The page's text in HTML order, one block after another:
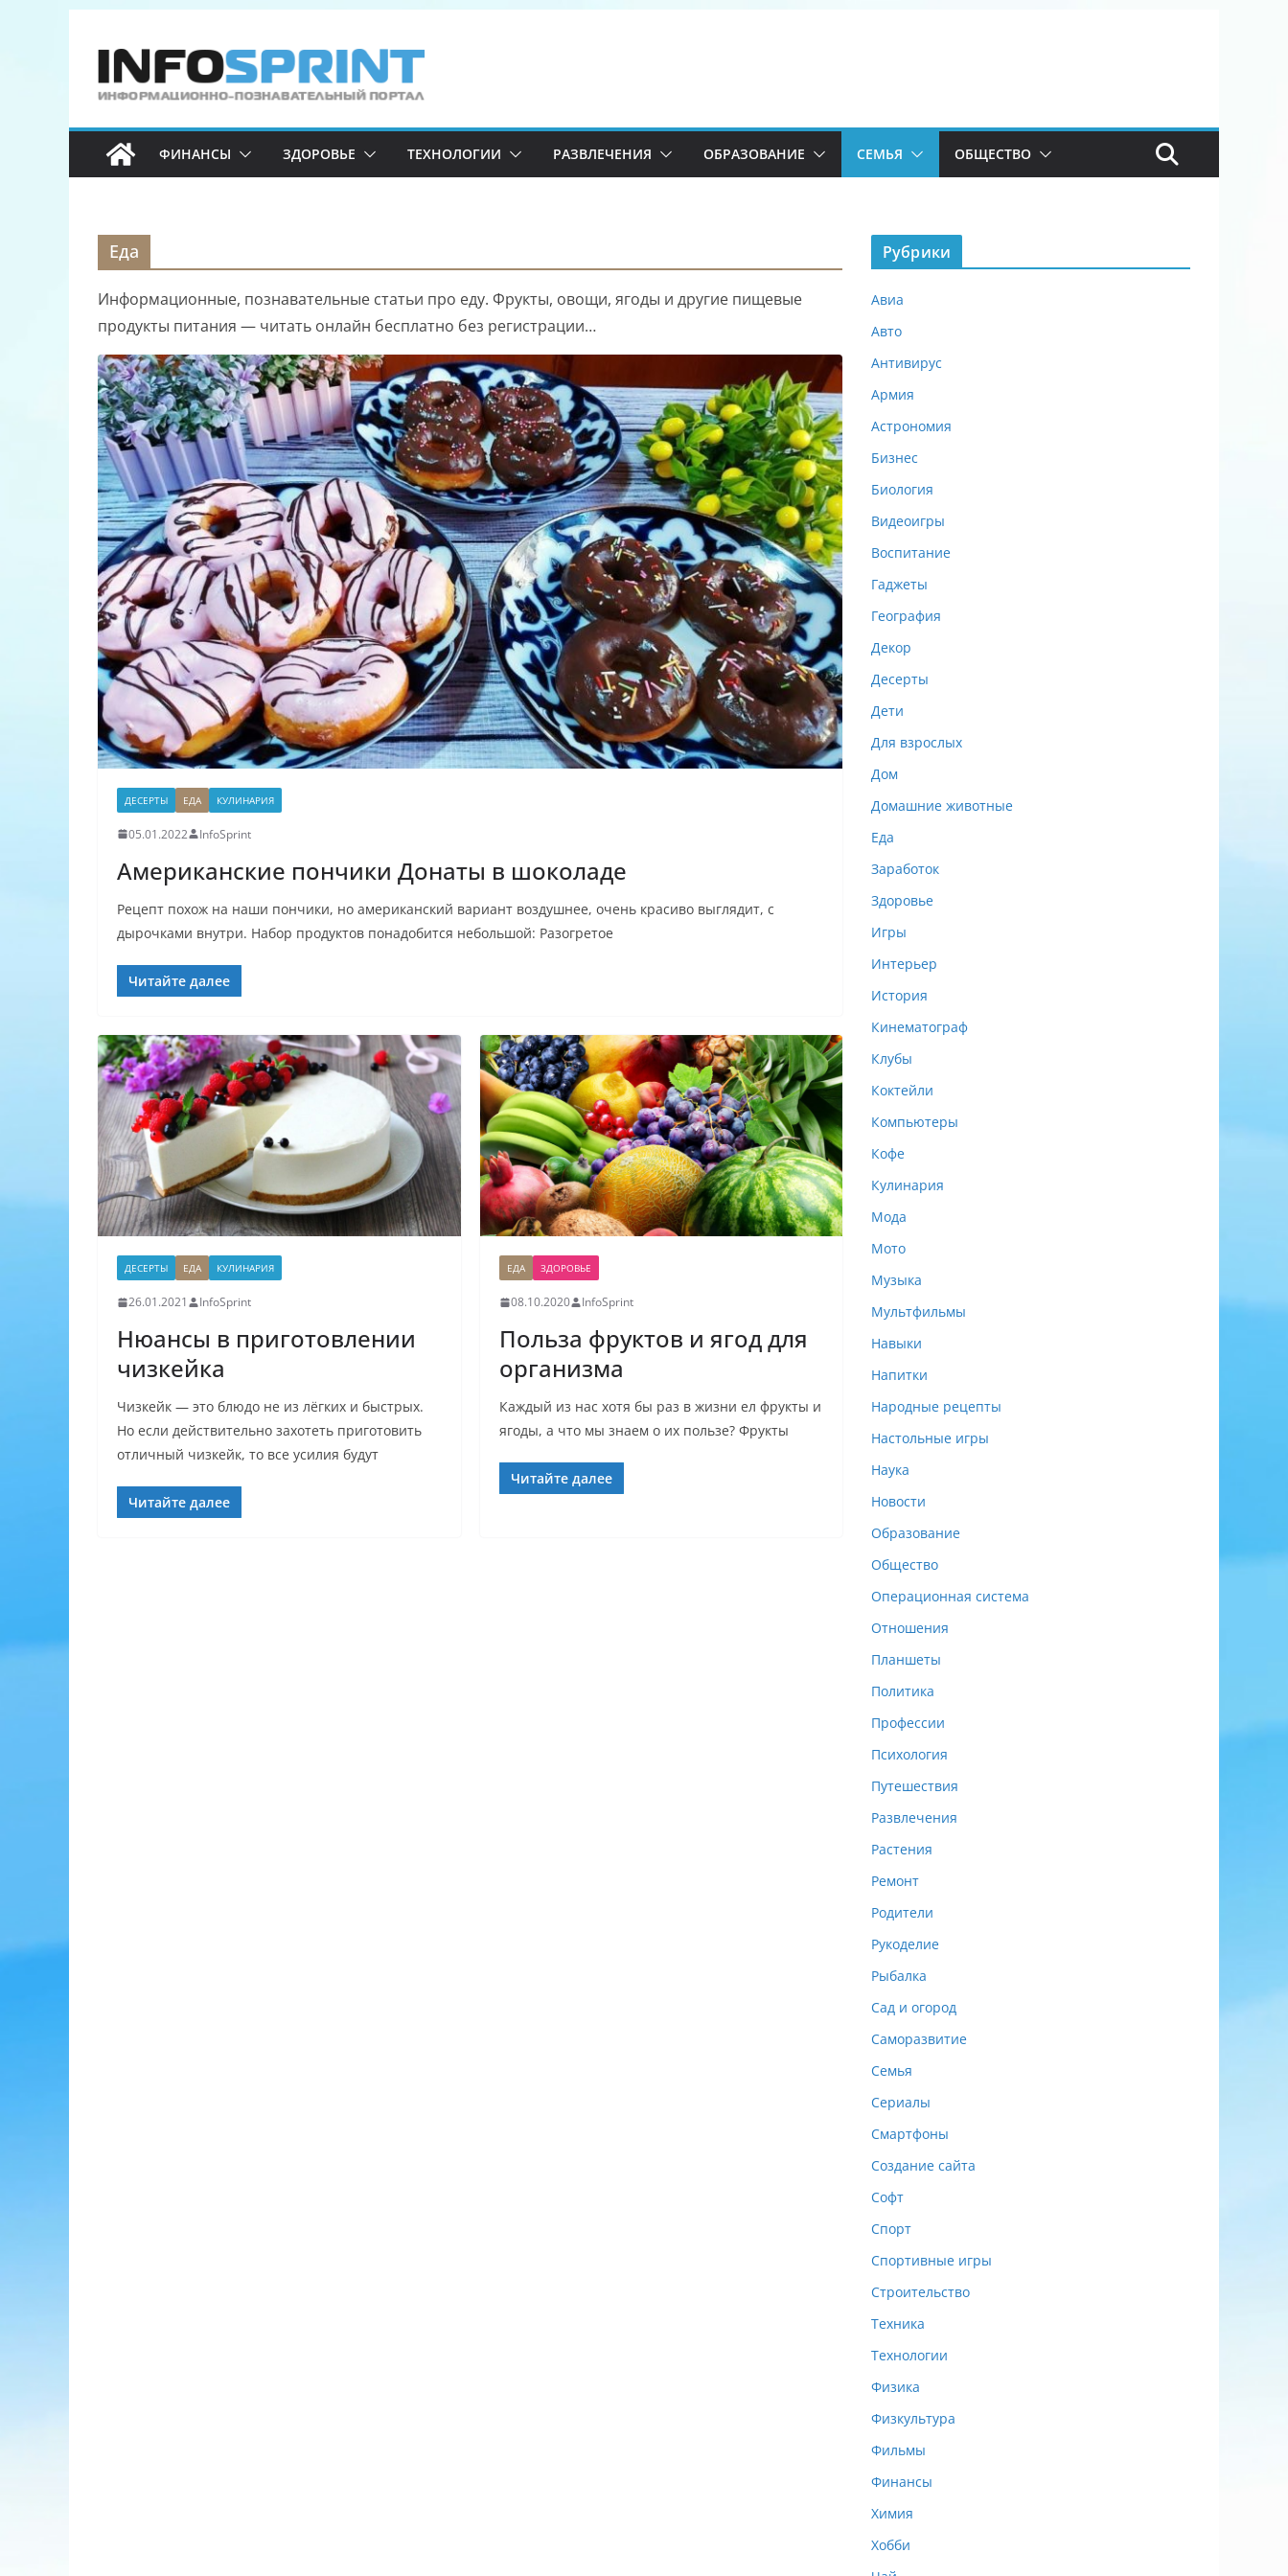
содержимому
ФИНАНСЫ ЗДОРОВЬЕ ТЕХНОЛОГИИ РАЗВЛЕЧЕНИЯ ОБРАЗОВАНИЕ СЕМЬЯ ОБЩЕСТВО
Еда
Информационные, познавательные статьи про еду. Фрукты, овощи, ягоды и другие пищевые
продукты питания — читать онлайн бесплатно без регистрации…
ДЕСЕРТЫ ЕДА КУЛИНАРИЯ
05.01.2022 InfoSprint
Американские пончики Донаты в шоколаде
Рецепт похож на наши пончики, но американский вариант воздушнее, очень красиво выглядит, с
дырочками внутри. Набор продуктов понадобится небольшой: Разогретое
Читайте далее
ДЕСЕРТЫ ЕДА КУЛИНАРИЯ
26.01.2021 InfoSprint
Нюансы в приготовлении
чизкейка
Чизкейк — это блюдо не из лёгких и быстрых.
Но если действительно захотеть приготовить
отличный чизкейк, то все усилия будут
Читайте далее
ЕДА ЗДОРОВЬЕ
08.10.2020 InfoSprint
Польза фруктов и ягод для
организма
Каждый из нас хотя бы раз в жизни ел фрукты и
ягоды, а что мы знаем о их пользе? Фрукты
Читайте далее
Рубрики
Авиа
Авто
Антивирус
Армия
Астрономия
Бизнес
Биология
Видеоигры
Воспитание
Гаджеты
География
Декор
Десерты
Дети
Для взрослых
Дом
Домашние животные
Еда
Заработок
Здоровье
Игры
Интерьер
История
Кинематограф
Клубы
Коктейли
Компьютеры
Кофе
Кулинария
Мода
Мото
Музыка
Мультфильмы
Навыки
Напитки
Народные рецепты
Настольные игры
Наука
Новости
Образование
Общество
Операционная система
Отношения
Планшеты
Политика
Профессии
Психология
Путешествия
Развлечения
Растения
Ремонт
Родители
Рукоделие
Рыбалка
Сад и огород
Саморазвитие
Семья
Сериалы
Смартфоны
Создание сайта
Софт
Спорт
Спортивные игры
Строительство
Техника
Технологии
Физика
Физкультура
Фильмы
Финансы
Химия
Хобби